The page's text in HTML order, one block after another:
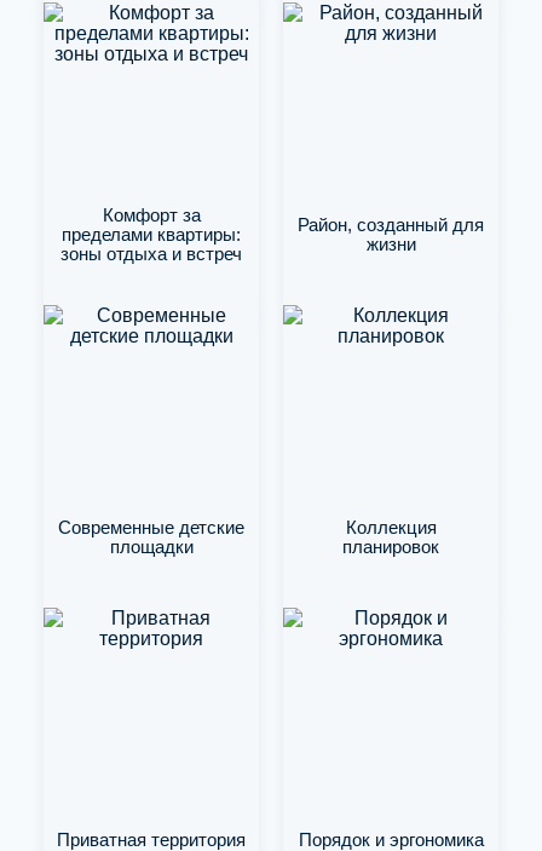
Комфорт за
пределами квартиры:
зоны отдыха и встреч
Район, созданный для
жизни
Современные детские
площадки
Коллекция
планировок
Приватная территория Порядок и эргономика